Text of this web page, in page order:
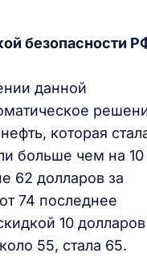
безопасности
данной
которая
больше чем на 10
62 долларов за
74 последнее
10 долларов
55, стала 65.